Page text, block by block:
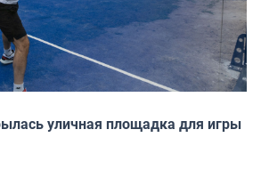
уличная площадка для игры